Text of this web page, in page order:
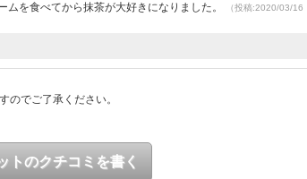
を食べてから抹茶が大好きになりました。
（投稿:2020/03/16
のでご了承ください。
トのクチコミを書く